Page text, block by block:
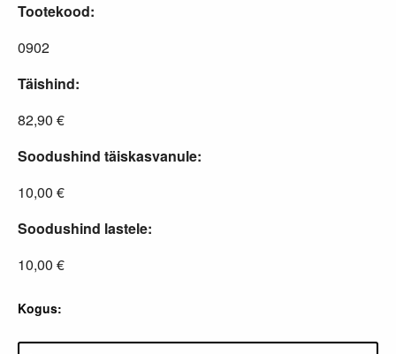
Tootekood:
0902
Täishind:
82,90 €
Soodushind täiskasvanule:
10,00 €
Soodushind lastele:
10,00 €
Kogus: